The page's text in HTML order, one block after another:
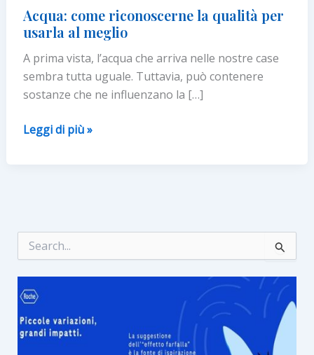
Acqua: come riconoscerne la qualità per
usarla al meglio
A prima vista, l’acqua che arriva nelle nostre case
sembra tutta uguale. Tuttavia, può contenere
sostanze che ne influenzano la […]
Acqua:
usarla
al
meglio
Leggi di più »
c
a